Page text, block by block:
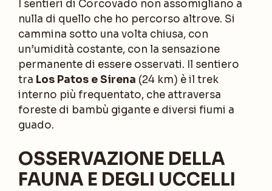
I sentieri di Corcovado non assomigliano a
nulla di quello che ho percorso altrove. Si
cammina sotto una volta chiusa, con
un’umidità costante, con la sensazione
permanente di essere osservati. Il sentiero
tra Los Patos e Sirena (24 km) è il trek
interno più frequentato, che attraversa
foreste di bambù gigante e diversi fiumi a
guado.
OSSERVAZIONE DELLA
FAUNA E DEGLI UCCELLI